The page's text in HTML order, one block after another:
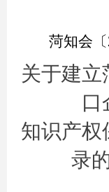
菏知会 〔
关于建立
口
知识产权
录